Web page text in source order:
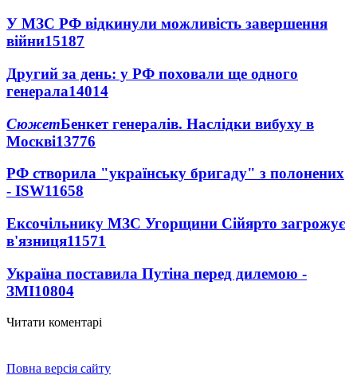
У МЗС РФ відкинули можливість завершення
війни15187
Другий за день: у РФ поховали ще одного
генерала14014
СюжетБенкет генералів. Наслідки вибуху в
Москві13776
РФ створила "українську бригаду" з полонених
- ISW11658
Ексочільнику МЗС Угорщини Сійярто загрожує
в'язниця11571
Україна поставила Путіна перед дилемою -
ЗМІ10804
Читати коментарі
Повна версія сайту